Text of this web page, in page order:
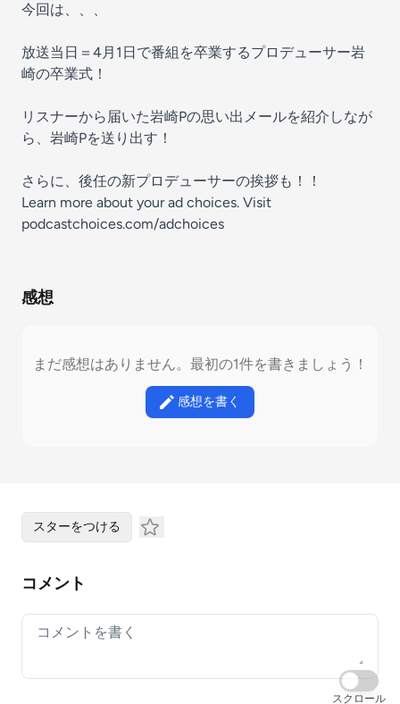
今回は、、、
放送当日＝4月1日で番組を卒業するプロデューサー岩
崎の卒業式！
リスナーから届いた岩崎Pの思い出メールを紹介しなが
ら、岩崎Pを送り出す！
さらに、後任の新プロデューサーの挨拶も！！
Learn more about your ad choices. Visit
podcastchoices.com/adchoices
感想
まだ感想はありません。最初の1件を書きましょう！
感想を書く
スターをつける
コメント
Your comment
スクロール